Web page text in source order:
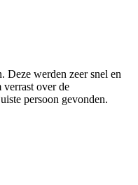
Deze werden zeer snel en
verrast over de
persoon gevonden.